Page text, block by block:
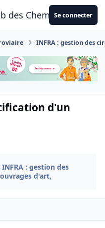
des CheminotsSe connecter
INFRA : gestion des
d'un
INFRA : gestion des
d'art,